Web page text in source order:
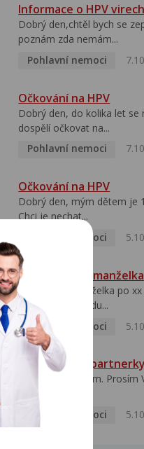
Informace o HPV virech
Dobrý den,chtěl bych se
poznám zda nemám...
Pohlavní nemoci
Očkování na HPV
Dobrý den, do kolika let se
dospělí očkovat na...
Pohlavní nemoci
Očkování na HPV
Dobrý den, mým dětem je
Chci je nechat...
Pohlavní nemoci
HPV pozitivní manželka
Dobrý den, manželka po
přivezla z Východu...
Pohlavní nemoci
HPV typ 52 u partnerky
Dobrý deň prajem. Prosím
Pohlavní nemoci